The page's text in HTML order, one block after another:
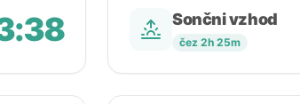
Sončni vzhod
čez 2h 25m